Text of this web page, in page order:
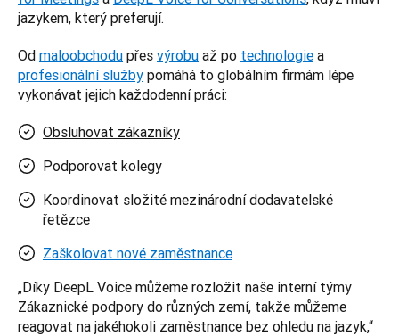
jazykem, který preferují.
Od maloobchodu přes výrobu až po technologie
profesionální služby pomáhá to globálním firmám lépe
vykonávat jejich každodenní práci:
Obsluhovat zákazníky
Podporovat kolegy
Koordinovat složité mezinárodní dodavatelské
řetězce
Zaškolovat nové zaměstnance
„Díky DeepL Voice můžeme rozložit naše interní týmy
Zákaznické podpory do různých zemí, takže můžeme
reagovat na jakéhokoli zaměstnance bez ohledu na jazyk,“